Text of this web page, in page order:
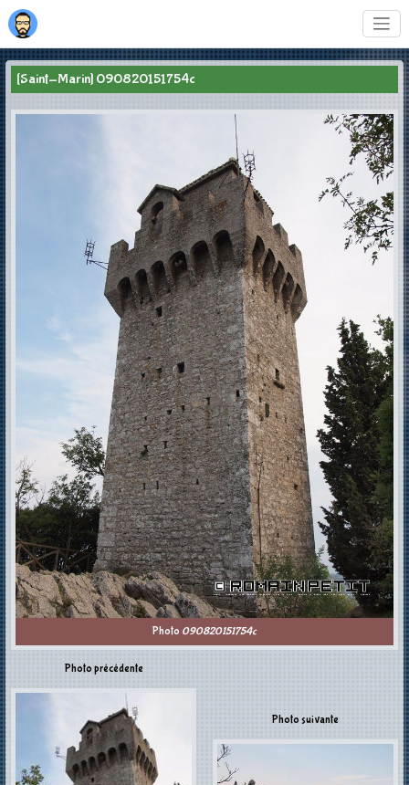
[Saint-Marin] 090820151754c
Photo 090820151754c
Photo précédente
Photo suivante